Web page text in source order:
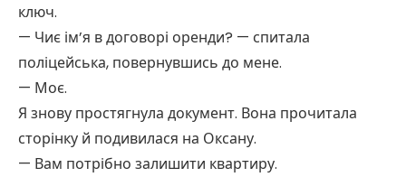
ключ.
— Чиє ім’я в договорі оренди? — спитала
поліцейська, повернувшись до мене.
— Моє.
Я знову простягнула документ. Вона прочитала
сторінку й подивилася на Оксану.
— Вам потрібно залишити квартиру.